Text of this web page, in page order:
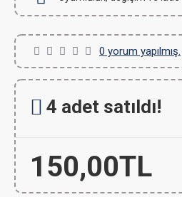
0 yorum yapılmış.
150,00TL
4 adet satıldı!